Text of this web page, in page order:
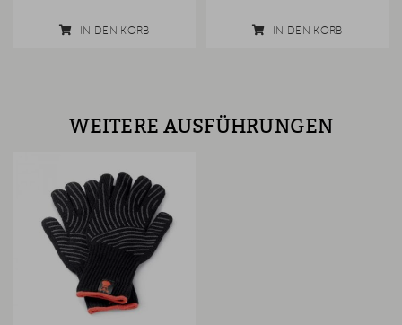
IN DEN KORB IN DEN KORB
WEITERE AUSFÜHRUNGEN